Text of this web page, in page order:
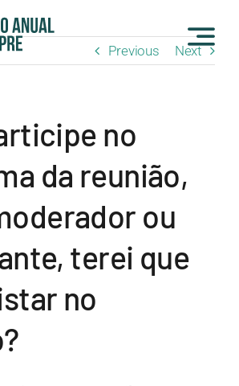
Previous Next
no
da reunião,
ou
terei que
no